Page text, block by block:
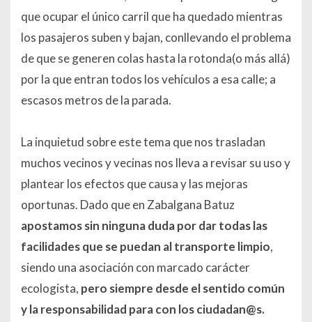
que ocupar el único carril que ha quedado mientras
los pasajeros suben y bajan, conllevando el problema
de que se generen colas hasta la rotonda(o más allá)
por la que entran todos los vehículos a esa calle; a
escasos metros de la parada.
La inquietud sobre este tema que nos trasladan
muchos vecinos y vecinas nos lleva a revisar su uso y
plantear los efectos que causa y las mejoras
oportunas. Dado que en Zabalgana Batuz
apostamos sin ninguna duda por dartodas las
facilidades que se puedan al transporte limpio,
siendo una asociación con marcado carácter
ecologista, pero siempre desde el sentido común
y la responsabilidad para con los ciudadan@s.